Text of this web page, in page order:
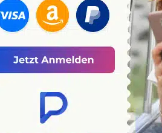
Sammelheft für Zigaretten-
POV: Jeder darf überall rauchen
Verprügelt beim JGA #ykollektiv
1.500 km/h in mehr als 10.000
Tornado-Pilot ist nichts für
Als der Tee in den Norden kam:
Produktion bei Bünting | Unsere
Profi-Gamer – Der Traum vom